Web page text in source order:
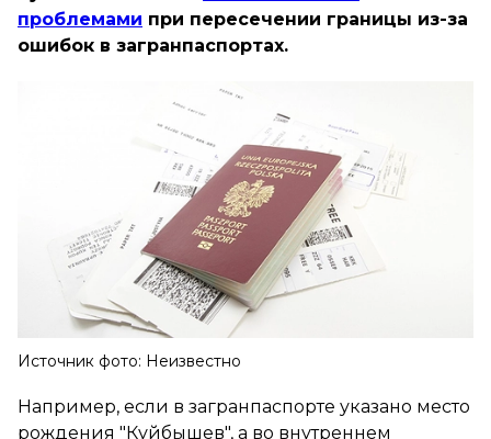
проблемами при пересечении границы из-за
ошибок в загранпаспортах.
Источник фото: Неизвестно
Например, если в загранпаспорте указано место
рождения "Куйбышев", а во внутреннем